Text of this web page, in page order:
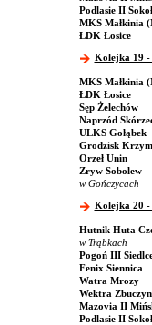
Podlasie II
MKS Małkinia
ŁDK Łosice
Kolejka 19 -
MKS Małkinia
ŁDK Łosice
Sęp Żelechów
Naprzód
ULKS Gołąbek
Grodzisk
Orzeł Unin
Zryw Sobolew
w Gończycach
Kolejka 20 -
Hutnik Huta
w Trąbkach
Pogoń III
Fenix Siennica
Watra Mrozy
Wektra Zbuczyn
Mazovia II
Podlasie II